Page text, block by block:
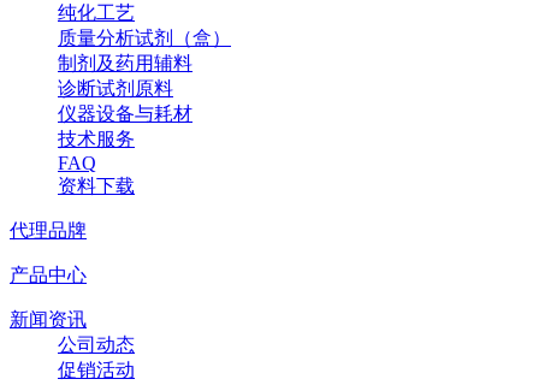
纯化工艺
质量分析试剂（盒）
制剂及药用辅料
诊断试剂原料
仪器设备与耗材
技术服务
FAQ
资料下载
代理品牌
产品中心
新闻资讯
公司动态
促销活动